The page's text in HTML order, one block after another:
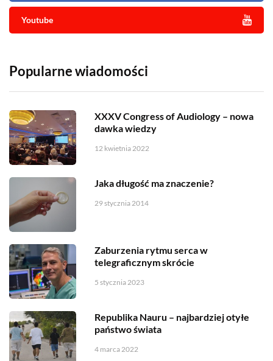
Youtube
Popularne wiadomości
XXXV Congress of Audiology – nowa
dawka wiedzy
12 kwietnia 2022
Jaka długość ma znaczenie?
29 stycznia 2014
Zaburzenia rytmu serca w
telegraficznym skrócie
5 stycznia 2023
Republika Nauru – najbardziej otyłe
państwo świata
4 marca 2022